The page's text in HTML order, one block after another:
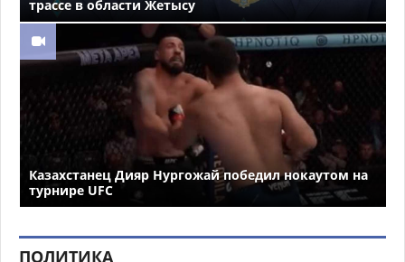
трассе в области Жетысу
Казахстанец Дияр Нургожай победил нокаутом на
турнире UFC
ПОЛИТИКА